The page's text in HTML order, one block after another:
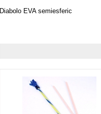
Diabolo EVA semiesferic